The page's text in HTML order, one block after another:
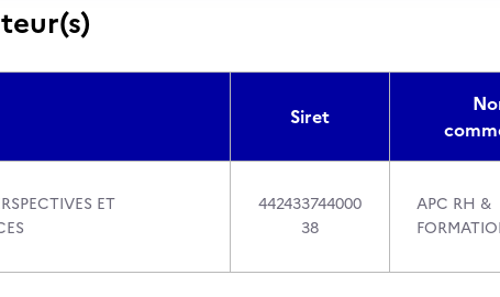
Siret
ET
442433744000
38
APC RH &